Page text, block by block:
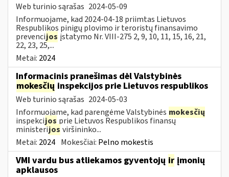
Web turinio sąrašas 2024-05-09
Informuojame, kad 2024-04-18 priimtas Lietuvos
Respublikos pinigų plovimo ir teroristų finansavimo
prevencijos įstatymo Nr. VIII-275 2, 9, 10, 11, 15, 16, 21,
22, 23, 25,...
Metai: 2024
Informacinis pranešimas dėl Valstybinės
mokesčių inspekcijos prie Lietuvos respublikos
Web turinio sąrašas 2024-05-03
Informuojame, kad parengėme Valstybinės mokesčių
inspekcijos prie Lietuvos Respublikos finansų
ministerijos viršininko...
Metai: 2024 Mokesčiai: Pelno mokestis
VMI vardu bus atliekamos gyventojų ir įmonių
apklausos